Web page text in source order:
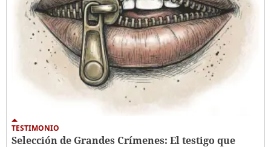
TESTIMONIO
Selección de Grandes Crímenes: El testigo que